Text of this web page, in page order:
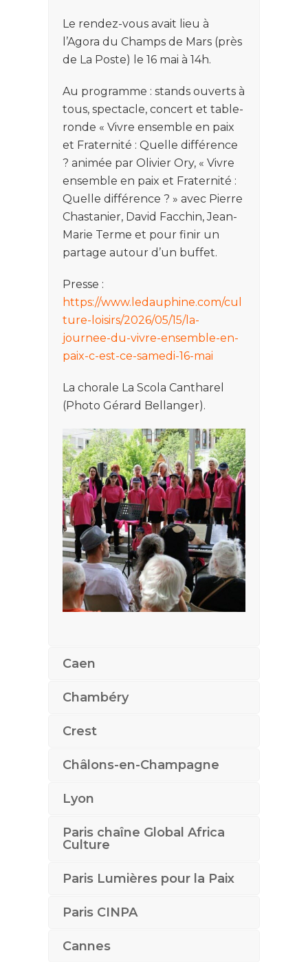
Le rendez-vous avait lieu à
l’Agora du Champs de Mars (près
de La Poste) le 16 mai à 14h.
Au programme : stands ouverts à
tous, spectacle, concert et table-
ronde « Vivre ensemble en paix
et Fraternité : Quelle différence
? animée par Olivier Ory, « Vivre
ensemble en paix et Fraternité :
Quelle différence ? » avec Pierre
Chastanier, David Facchin, Jean-
Marie Terme et pour finir un
partage autour d’un buffet.
Presse :
https://www.ledauphine.com/cul
ture-loisirs/2026/05/15/la-
journee-du-vivre-ensemble-en-
paix-c-est-ce-samedi-16-mai
La chorale La Scola Cantharel
(Photo Gérard Bellanger).
Caen
Chambéry
Crest
Châlons-en-Champagne
Lyon
Paris chaîne Global Africa
Culture
Paris Lumières pour la Paix
Paris CINPA
Cannes